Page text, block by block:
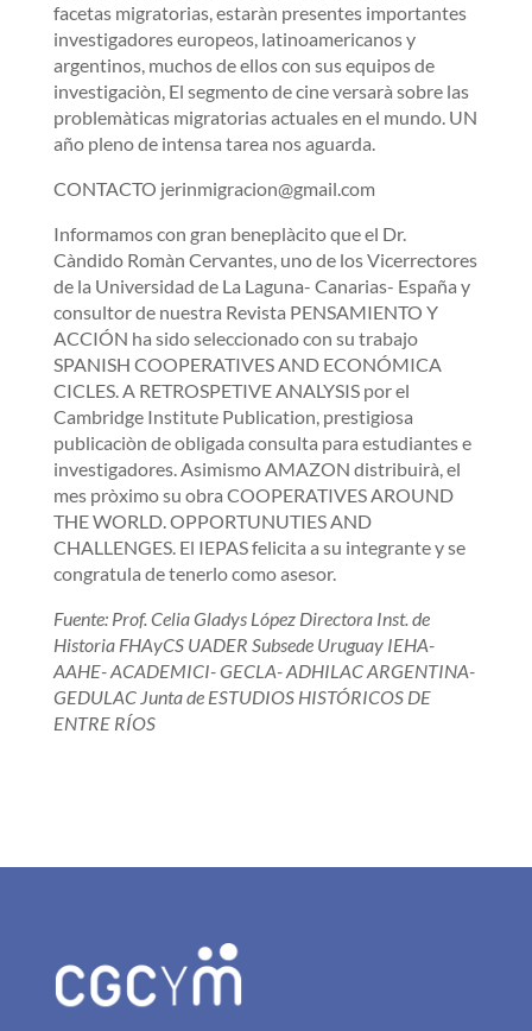
facetas migratorias, estaràn presentes importantes
investigadores europeos, latinoamericanos y
argentinos, muchos de ellos con sus equipos de
investigaciòn, El segmento de cine versarà sobre las
problemàticas migratorias actuales en el mundo. UN
año pleno de intensa tarea nos aguarda.
CONTACTO jerinmigracion@gmail.com
Informamos con gran beneplàcito que el Dr.
Càndido Romàn Cervantes, uno de los Vicerrectores
de la Universidad de La Laguna- Canarias- España y
consultor de nuestra Revista PENSAMIENTO Y
ACCIÓN ha sido seleccionado con su trabajo
SPANISH COOPERATIVES AND ECONÓMICA
CICLES. A RETROSPETIVE ANALYSIS por el
Cambridge Institute Publication, prestigiosa
publicaciòn de obligada consulta para estudiantes e
investigadores. Asimismo AMAZON distribuirà, el
mes pròximo su obra COOPERATIVES AROUND
THE WORLD. OPPORTUNUTIES AND
CHALLENGES. El IEPAS felicita a su integrante y se
congratula de tenerlo como asesor.
Fuente: Prof. Celia Gladys López Directora Inst. de
Historia FHAyCS UADER Subsede Uruguay IEHA-
AAHE- ACADEMICI- GECLA- ADHILAC ARGENTINA-
GEDULAC Junta de ESTUDIOS HISTÓRICOS DE
ENTRE RÍOS